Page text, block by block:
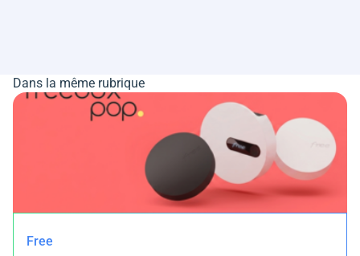
Dans la même rubrique
Free